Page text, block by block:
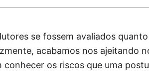
se fossem avaliados quanto
acabamos nos ajeitando
conhecer os riscos que uma